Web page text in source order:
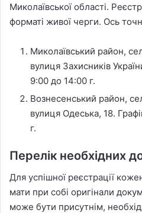
Миколаївської області.
форматі живої черги. Ось
Миколаївський район,
вулиця Захисників
9:00 до 14:00 г.
Вознесенський район,
вулиця Одеська, 18.
г.
Перелік необхідних
Для успішної реєстрації
мати при собі оригінали
може бути присутнім,